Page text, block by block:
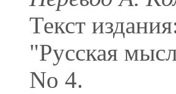
Текст
"Русская
No 4.